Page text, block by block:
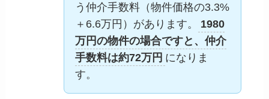
う仲介手数料（物件価格の3.3%
＋6.6万円）があります。
1980
万円の物件の場合ですと、仲介
手数料は約72万円 になりま
す。